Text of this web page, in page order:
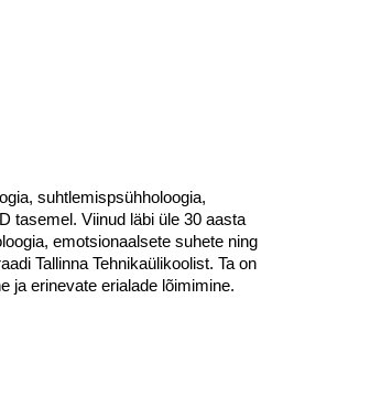
suhtlemispsühholoogia,
tasemel. Viinud läbi üle 30 aasta
emotsionaalsete suhete ning
Tallinna Tehnikaülikoolist. Ta on
ja erinevate erialade lõimimine.